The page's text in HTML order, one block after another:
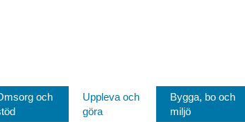
och
Uppleva och
göra
Bygga, bo och
miljö